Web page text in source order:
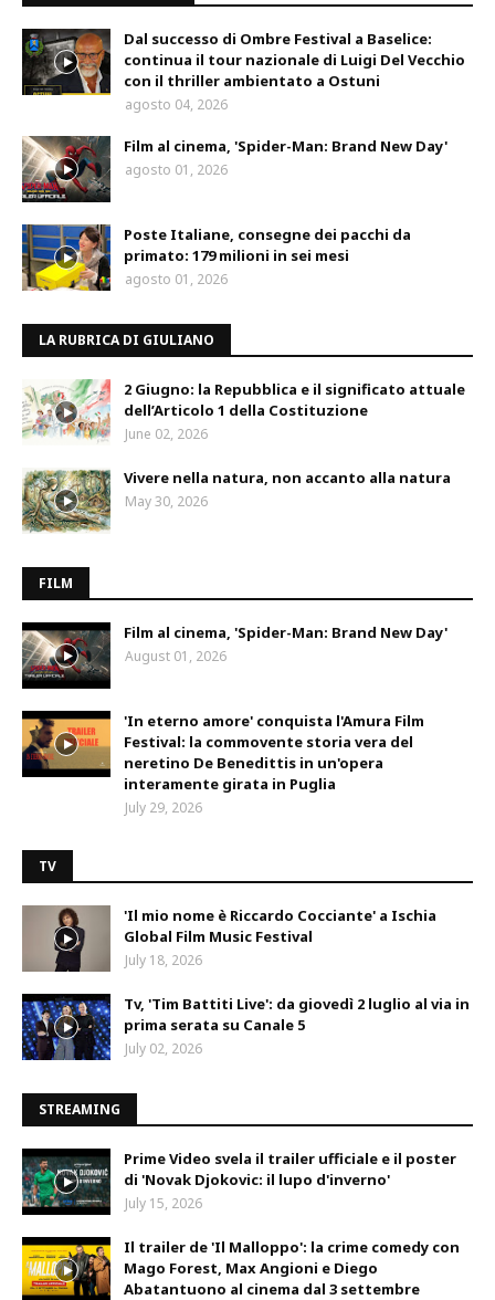
Dal successo di Ombre Festival a Baselice:
continua il tour nazionale di Luigi Del Vecchio
con il thriller ambientato a Ostuni
agosto 04, 2026
Film al cinema, 'Spider-Man: Brand New Day'
agosto 01, 2026
Poste Italiane, consegne dei pacchi da
primato: 179 milioni in sei mesi
agosto 01, 2026
LA RUBRICA DI GIULIANO
2 Giugno: la Repubblica e il significato attuale
dell’Articolo 1 della Costituzione
June 02, 2026
Vivere nella natura, non accanto alla natura
May 30, 2026
FILM
Film al cinema, 'Spider-Man: Brand New Day'
August 01, 2026
'In eterno amore' conquista l'Amura Film
Festival: la commovente storia vera del
neretino De Benedittis in un'opera
interamente girata in Puglia
July 29, 2026
TV
'Il mio nome è Riccardo Cocciante' a Ischia
Global Film Music Festival
July 18, 2026
Tv, 'Tim Battiti Live': da giovedì 2 luglio al via in
prima serata su Canale 5
July 02, 2026
STREAMING
Prime Video svela il trailer ufficiale e il poster
di 'Novak Djokovic: il lupo d'inverno'
July 15, 2026
Il trailer de 'Il Malloppo': la crime comedy con
Mago Forest, Max Angioni e Diego
Abatantuono al cinema dal 3 settembre